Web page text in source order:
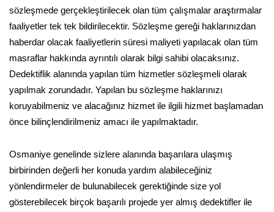
sözleşmede gerçekleştirilecek olan tüm çalışmalar araştırmalar
faaliyetler tek tek bildirilecektir. Sözleşme gereği haklarınızdan
haberdar olacak faaliyetlerin süresi maliyeti yapılacak olan tüm
masraflar hakkında ayrıntılı olarak bilgi sahibi olacaksınız.
Dedektiflik alanında yapılan tüm hizmetler sözleşmeli olarak
yapılmak zorundadır. Yapılan bu sözleşme haklarınızı
koruyabilmeniz ve alacağınız hizmet ile ilgili hizmet başlamadan
önce bilinçlendirilmeniz amacı ile yapılmaktadır.
Osmaniye genelinde sizlere alanında başarılara ulaşmış
birbirinden değerli her konuda yardım alabileceğiniz
yönlendirmeler de bulunabilecek gerektiğinde size yol
gösterebilecek birçok başarılı projede yer almış dedektifler ile